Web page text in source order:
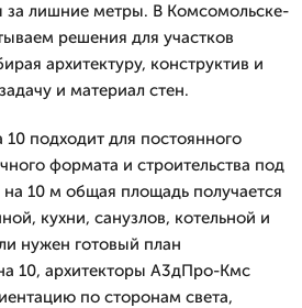
за лишние метры. В Комсомольске-
решения для участков
архитектуру, конструктив и
и материал стен.
подходит для постоянного
формата и строительства под
10 м общая площадь получается
кухни, санузлов, котельной и
нужен готовый план
10, архитекторы А3дПро-Кмс
по сторонам света,